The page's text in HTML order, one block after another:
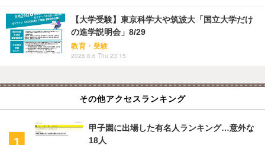
【大学受験】東京科学大や筑波大「国立大学だけ
の進学説明会」8/29
教育・受験
2026.8.6 Thu 23:15
その他アクセスランキング
甲子園に出場した有名人ランキング…意外な
18人